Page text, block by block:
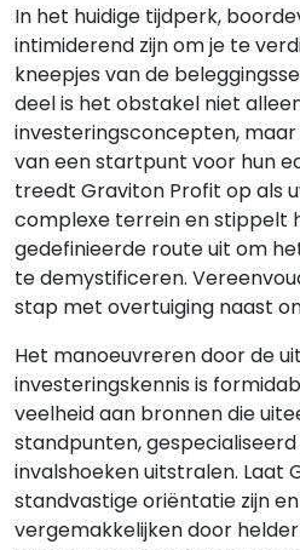
In het huidige tijdperk,
intimiderend zijn om je te
kneepjes van de
deel is het obstakel niet
investeringsconcepten,
van een startpunt voor hun
treedt Graviton Profit op als
complexe terrein en stippelt
gedefinieerde route uit om
te demystificeren.
stap met overtuiging naast
Het manoeuvreren door de
investeringskennis is
veelheid aan bronnen die
standpunten,
invalshoeken uitstralen. Laat
standvastige oriëntatie zijn
vergemakkelijken door